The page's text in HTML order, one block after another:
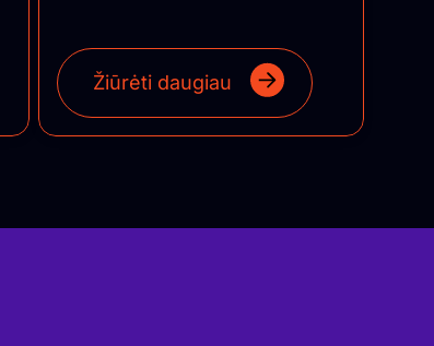
Žiūrėti daugiau